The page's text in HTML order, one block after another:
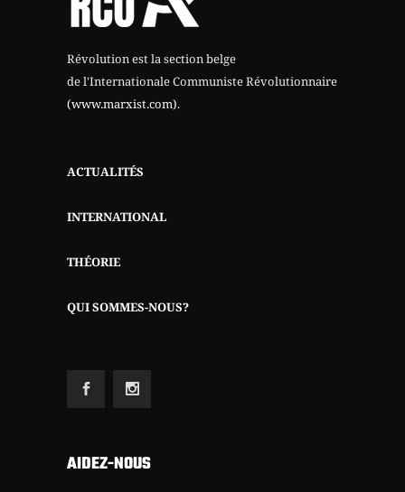
Révolution est la section belge
de l'Internationale Communiste Révolutionnaire
(www.marxist.com).
ACTUALITÉS
INTERNATIONAL
THÉORIE
QUI SOMMES-NOUS?
AIDEZ-NOUS